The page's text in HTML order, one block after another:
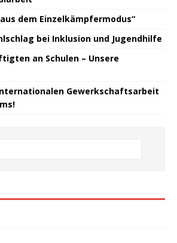
dem Einzelkämpfermodus“
bei Inklusion und Jugendhilfe
an Schulen – Unsere
Gewerkschaftsarbeit